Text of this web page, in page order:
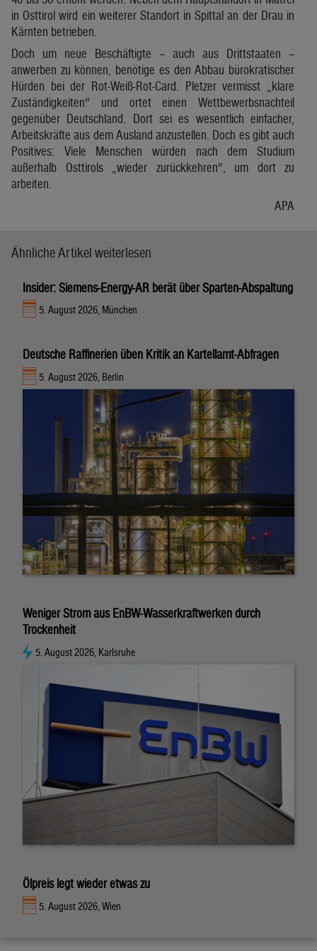
in Osttirol wird ein weiterer Standort in Spittal an der Drau in
Kärnten betrieben.
Doch um neue Beschäftigte – auch aus Drittstaaten –
anwerben zu können, benötige es den Abbau bürokratischer
Hürden bei der Rot-Weiß-Rot-Card. Pletzer vermisst „klare
Zuständigkeiten“ und ortet einen Wettbewerbsnachteil
gegenüber Deutschland. Dort sei es wesentlich einfacher,
Arbeitskräfte aus dem Ausland anzustellen. Doch es gibt auch
Positives: Viele Menschen würden nach dem Studium
außerhalb Osttirols „wieder zurückkehren“, um dort zu
arbeiten.
APA
Ähnliche Artikel weiterlesen
Insider: Siemens-Energy-AR berät über Sparten-Abspaltung
5. August 2026, München
Deutsche Raffinerien üben Kritik an Kartellamt-Abfragen
5. August 2026, Berlin
Weniger Strom aus EnBW-Wasserkraftwerken durch
Trockenheit
5. August 2026, Karlsruhe
Ölpreis legt wieder etwas zu
5. August 2026, Wien